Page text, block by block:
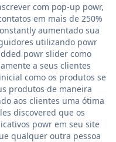
com pop-up powr,
em mais de 250%
aumentado sua
utilizando powr
powr slider como
a seus clientes
como os produtos se
produtos de maneira
aos clientes uma ótima
discovered que os
powr em seu site
qualquer outra pessoa